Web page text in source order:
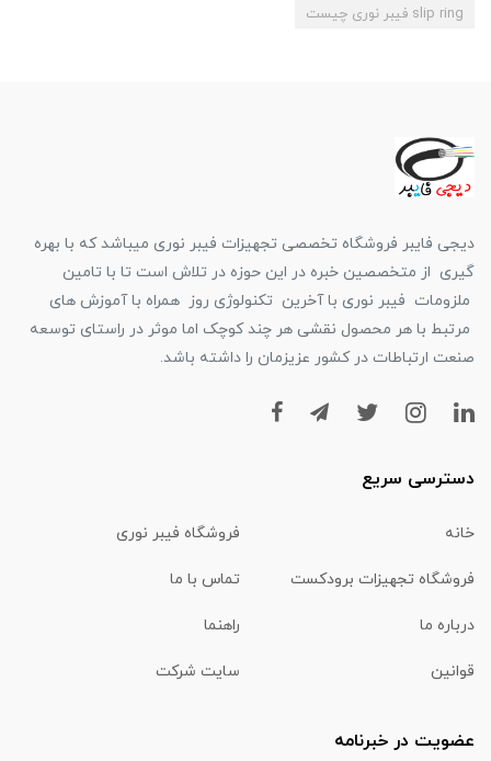
slip ring فیبر نوری چیست
دیجی فایبر فروشگاه تخصصی تجهیزات فیبر نوری میباشد که با بهره
گیری از متخصصین خبره در این حوزه در تلاش است تا با تامین
ملزومات فیبر نوری با آخرین تکنولوژی روز همراه با آموزش های
مرتبط با هر محصول نقشی هر چند کوچک اما موثر در راستای توسعه
صنعت ارتباطات در کشور عزیزمان را داشته باشد.
دسترسی سریع
خانه فروشگاه فیبر نوری
فروشگاه تجهیزات برودکست تماس با ما
درباره ما راهنما
قوانین سایت شرکت
عضویت در خبرنامه